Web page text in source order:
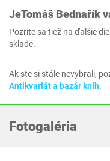
JeTomáš Bednařík
Pozrite sa tiež na ďalšie
sklade.
Ak ste si stále nevybrali,
Antikvariát a bazár kníh.
Fotogaléria